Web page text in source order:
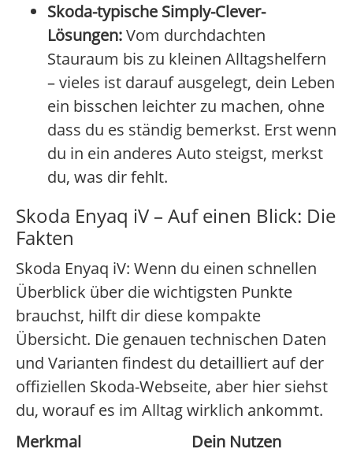
Skoda-typische Simply-Clever-
Lösungen:Vom durchdachten
Stauraum bis zu kleinen Alltagshelfern
– vieles ist darauf ausgelegt, dein Leben
ein bisschen leichter zu machen, ohne
dass du es ständig bemerkst. Erst wenn
du in ein anderes Auto steigst, merkst
du, was dir fehlt.
Skoda Enyaq iV – Auf einen Blick: Die
Fakten
Skoda Enyaq iV: Wenn du einen schnellen
Überblick über die wichtigsten Punkte
brauchst, hilft dir diese kompakte
Übersicht. Die genauen technischen Daten
und Varianten findest du detailliert auf der
offiziellen Skoda-Webseite, aber hier siehst
du, worauf es im Alltag wirklich ankommt.
Merkmal
Dein Nutzen